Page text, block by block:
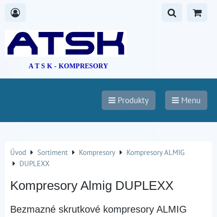
A T S K - KOMPRESORY
Produkty Menu
Úvod Sortiment Kompresory
Kompresory ALMIG
DUPLEXX
Kompresory Almig DUPLEXX
Bezmazné skrutkové kompresory ALMIG